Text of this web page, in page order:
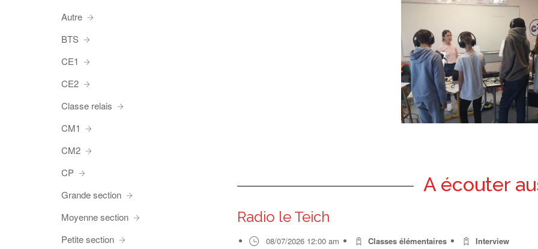
A écouter
Radio le Teich
08/07/2026 12:00 am Classes élémentaires Interview
Autre
BTS
CE1
CE2
Classe relais
CM1
CM2
CP
Grande section
Moyenne section
Petite section